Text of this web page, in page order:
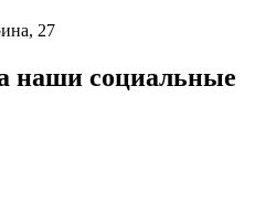
27
наши социальные